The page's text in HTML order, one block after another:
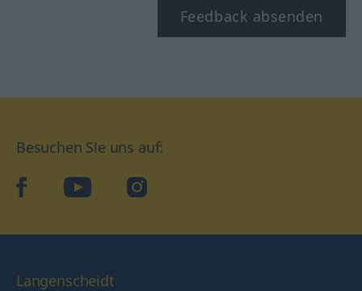
Feedback absenden
Besuchen Sie uns auf:
facebookYouTube Instagram
Langenscheidt